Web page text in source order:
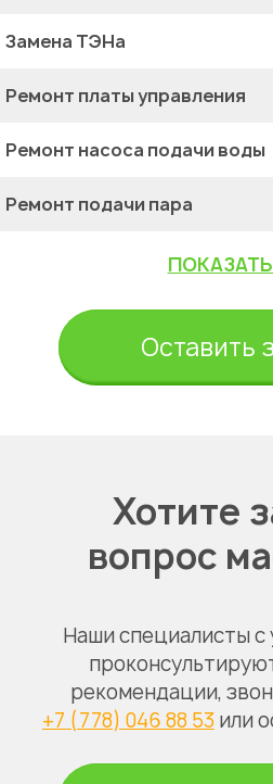
Замена ТЭНа
Ремонт платы управления
Ремонт насоса подачи воды
Ремонт подачи пара
Оставить
Хотите
вопрос
Наши специалисты с
рекомендации,
+7 (778) 046 88 53 или